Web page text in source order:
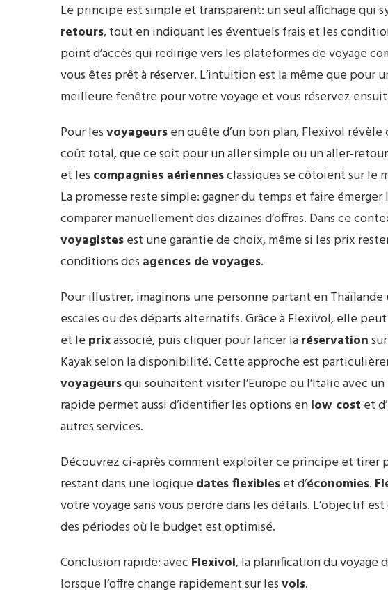
Le principe est simple et transparent: un seul affichage qui
retours, tout en indiquant les éventuels frais et les
point d’accès qui redirige vers les plateformes de voyage
vous êtes prêt à réserver. L’intuition est la même que pour
meilleure fenêtre pour votre voyage et vous réservez
Pour lesvoyageursen quête d’un bon plan, Flexivol
coût total, que ce soit pour un aller simple ou un aller-
et les compagnies aériennesclassiques se côtoient sur le
La promesse reste simple: gagner du temps et faire émerger
comparer manuellement des dizaines d’offres. Dans ce
voyagistesest une garantie de choix, même si les prix
conditions des agences de voyages.
Pour illustrer, imaginons une personne partant en
escales ou des départs alternatifs. Grâce à Flexivol, elle
et le prixassocié, puis cliquer pour lancer laréservation
Kayak selon la disponibilité. Cette approche est
voyageursqui souhaitent visiter l’Europe ou l’Italie avec
rapide permet aussi d’identifier les options enlow cost et
autres services.
Découvrez ci-après comment exploiter ce principe et tirer
restant dans une logique dates flexibleset d’économies.
votre voyage sans vous perdre dans les détails. L’objectif
des périodes où le budget est optimisé.
Conclusion rapide: avec Flexivol, la planification du
lorsque l’offre change rapidement sur lesvols.